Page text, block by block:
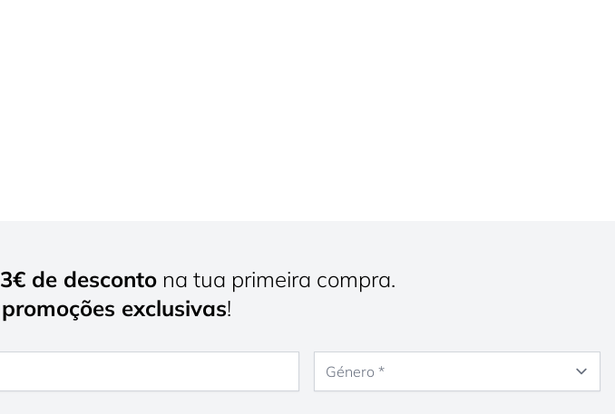
3€ de desconto na tua primeira compra.
promoções exclusivas!